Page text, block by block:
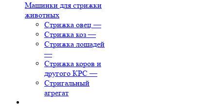
Машинки для стрижки
животных
Стрижка овец —
Стрижка коз —
Стрижка лошадей
—
Стрижка коров и
другого КРС —
Стригальный
агрегат